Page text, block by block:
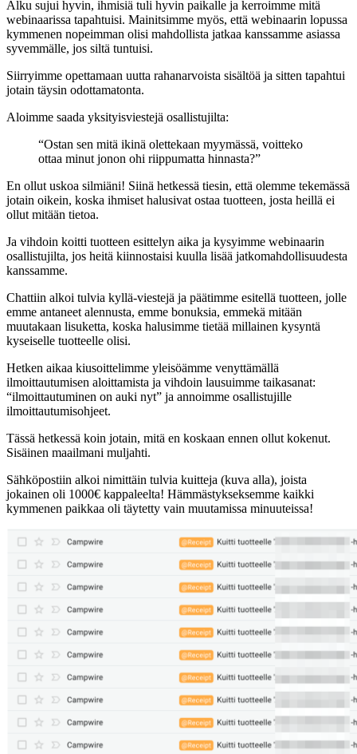
Alku sujui hyvin, ihmisiä tuli hyvin paikalle ja kerroimme mitä
webinaarissa tapahtuisi. Mainitsimme myös, että webinaarin lopussa
kymmenen nopeimman olisi mahdollista jatkaa kanssamme asiassa
syvemmälle, jos siltä tuntuisi.
Siirryimme opettamaan uutta rahanarvoista sisältöä ja sitten tapahtui
jotain täysin odottamatonta.
Aloimme saada yksityisviestejä osallistujilta:
“Ostan sen mitä ikinä olettekaan myymässä, voitteko
ottaa minut jonon ohi riippumatta hinnasta?”
En ollut uskoa silmiäni! Siinä hetkessä tiesin, että olemme tekemässä
jotain oikein, koska ihmiset halusivat ostaa tuotteen, josta heillä ei
ollut mitään tietoa.
Ja vihdoin koitti tuotteen esittelyn aika ja kysyimme webinaarin
osallistujilta, jos heitä kiinnostaisi kuulla lisää jatkomahdollisuudesta
kanssamme.
Chattiin alkoi tulvia kyllä-viestejä ja päätimme esitellä tuotteen, jolle
emme antaneet alennusta, emme bonuksia, emmekä mitään
muutakaan lisuketta, koska halusimme tietää millainen kysyntä
kyseiselle tuotteelle olisi.
Hetken aikaa kiusoittelimme yleisöämme venyttämällä
ilmoittautumisen aloittamista ja vihdoin lausuimme taikasanat:
“ilmoittautuminen on auki nyt” ja annoimme osallistujille
ilmoittautumisohjeet.
Tässä hetkessä koin jotain, mitä en koskaan ennen ollut kokenut.
Sisäinen maailmani muljahti.
Sähköpostiin alkoi nimittäin tulvia kuitteja (kuva alla), joista
jokainen oli 1000€ kappaleelta! Hämmästykseksemme kaikki
kymmenen paikkaa oli täytetty vain muutamissa minuuteissa!